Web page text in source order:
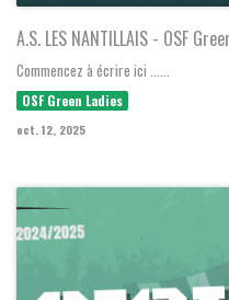
A.S. LES NANTILLAIS - OSF
Commencez à écrire ici ......
OSF Green Ladies
oct. 12, 2025